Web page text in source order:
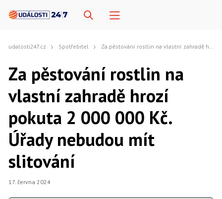
udalosti247.cz Spotřebitel Za pěstování rostlin na vlastní zahradě hrozí pokuta 2 000 000 Kč. Úřady nebudou mít slitování
Za pěstování rostlin na
vlastní zahradě hrozí
pokuta 2 000 000 Kč.
Úřady nebudou mít
slitování
17. června 2024